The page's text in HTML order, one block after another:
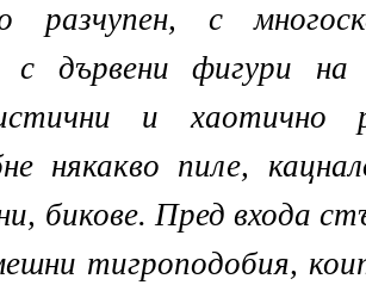
разчупен, с
с дървени фигури
и хаотично
някакво пиле,
бикове. Пред входа
тигроподобия,